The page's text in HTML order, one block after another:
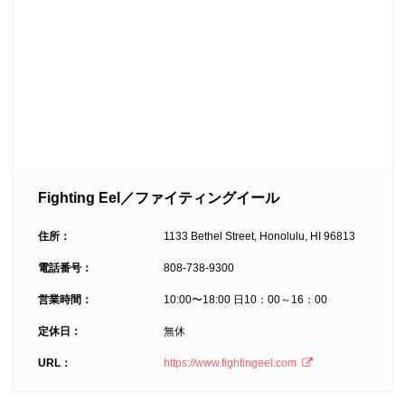
Fighting Eel／ファイティングイール
住所： 1133 Bethel Street, Honolulu, HI 96813
電話番号： 808-738-9300
営業時間： 10:00〜18:00 日10：00～16：00
定休日： 無休
URL： https://www.fightingeel.com